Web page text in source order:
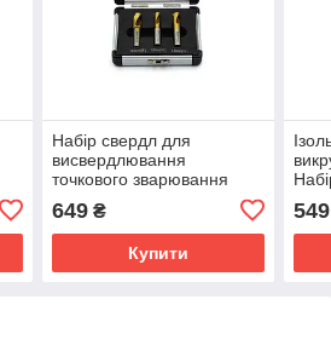
Набір свердл для
висвердлювання
точкового зварювання
649₴
Купити
549